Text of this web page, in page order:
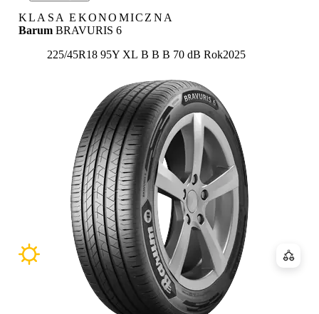
KLASA EKONOMICZNA
Barum BRAVURIS 6
225/45R18 95Y XL Etykieta:
B B B 70 dB Rok2025